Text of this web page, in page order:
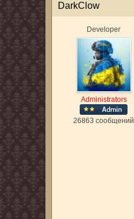
DarkClow
Developer
Administrators
26863 сообщений